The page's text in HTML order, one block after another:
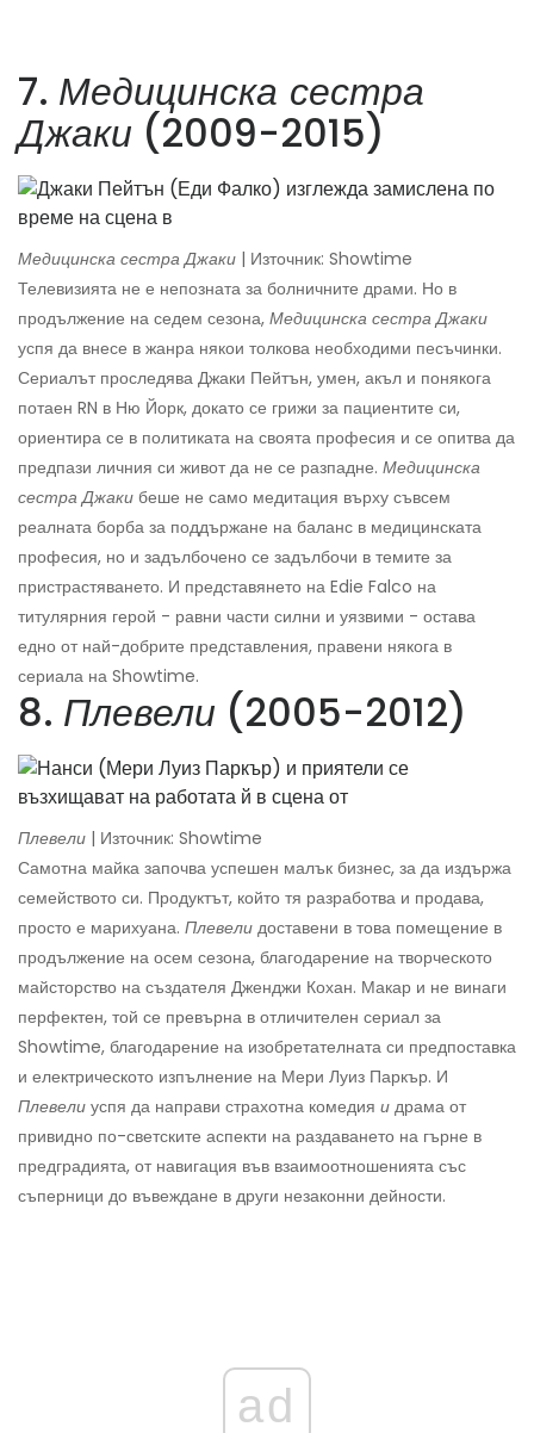
7. Медицинска сестра
Джаки (2009-2015)
Медицинска сестра Джаки | Източник: Showtime
Телевизията не е непозната за болничните драми. Но в
продължение на седем сезона, Медицинска сестра Джаки
успя да внесе в жанра някои толкова необходими песъчинки.
Сериалът проследява Джаки Пейтън, умен, акъл и понякога
потаен RN в Ню Йорк, докато се грижи за пациентите си,
ориентира се в политиката на своята професия и се опитва да
предпази личния си живот да не се разпадне. Медицинска
сестра Джаки беше не само медитация върху съвсем
реалната борба за поддържане на баланс в медицинската
професия, но и задълбочено се задълбочи в темите за
пристрастяването. И представянето на Edie Falco на
титулярния герой - равни части силни и уязвими - остава
едно от най-добрите представления, правени някога в
сериала на Showtime.
8. Плевели (2005-2012)
Плевели | Източник: Showtime
Самотна майка започва успешен малък бизнес, за да издържа
семейството си. Продуктът, който тя разработва и продава,
просто е марихуана. Плевели доставени в това помещение в
продължение на осем сезона, благодарение на творческото
майсторство на създателя Дженджи Кохан. Макар и не винаги
перфектен, той се превърна в отличителен сериал за
Showtime, благодарение на изобретателната си предпоставка
и електрическото изпълнение на Мери Луиз Паркър. И
Плевели успя да направи страхотна комедия и драма от
привидно по-светските аспекти на раздаването на гърне в
предградията, от навигация във взаимоотношенията със
съперници до въвеждане в други незаконни дейности.
ad